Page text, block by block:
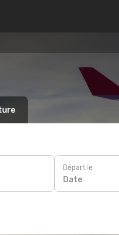
Départ le
Date